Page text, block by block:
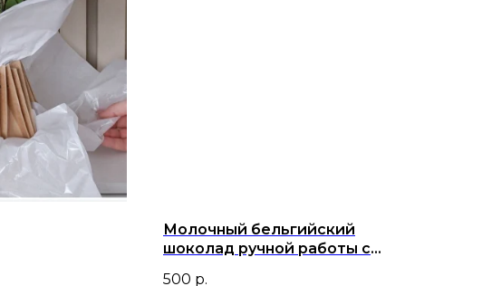
Молочный бельгийский
шоколад ручной работы с
500 р.